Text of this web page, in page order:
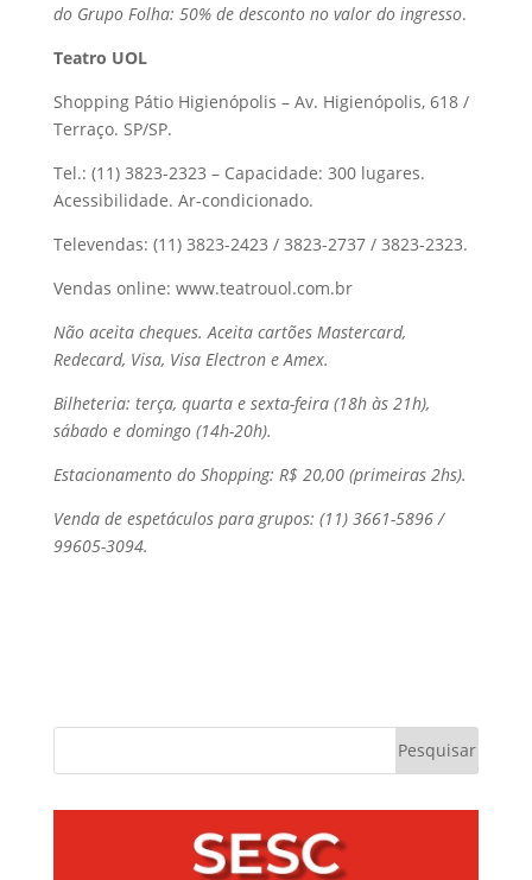
do Grupo Folha: 50% de desconto no valor do ingresso.
Teatro UOL
Shopping Pátio Higienópolis – Av. Higienópolis, 618 /
Terraço. SP/SP.
Tel.: (11) 3823-2323 – Capacidade: 300 lugares.
Acessibilidade. Ar-condicionado.
Televendas: (11) 3823-2423 / 3823-2737 / 3823-2323.
Vendas online: www.teatrouol.com.br
Não aceita cheques. Aceita cartões Mastercard,
Redecard, Visa, Visa Electron e Amex.
Bilheteria: terça, quarta e sexta-feira (18h às 21h),
sábado e domingo (14h-20h).
Estacionamento do Shopping: R$ 20,00 (primeiras 2hs).
Venda de espetáculos para grupos: (11) 3661-5896 /
99605-3094.